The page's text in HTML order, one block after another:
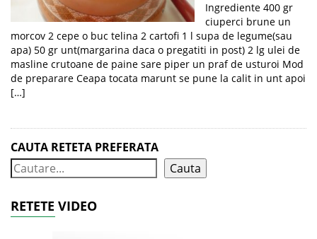
Ingrediente 400 gr
ciuperci brune un
morcov 2 cepe o buc telina 2 cartofi 1 l supa de legume(sau
apa) 50 gr unt(margarina daca o pregatiti in post) 2 lg ulei de
masline crutoane de paine sare piper un praf de usturoi Mod
de preparare Ceapa tocata marunt se pune la calit in unt apoi
[…]
CAUTA RETETA PREFERATA
Cauta
RETETE VIDEO